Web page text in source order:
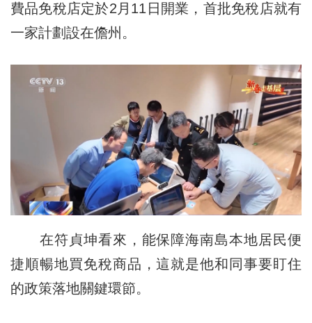
費品免稅店定於2月11日開業，首批免稅店就有
一家計劃設在儋州。
在符貞坤看來，能保障海南島本地居民便
捷順暢地買免稅商品，這就是他和同事要盯住
的政策落地關鍵環節。